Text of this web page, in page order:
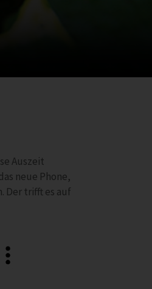
Auszeit
neue Phone,
Der trifft es auf